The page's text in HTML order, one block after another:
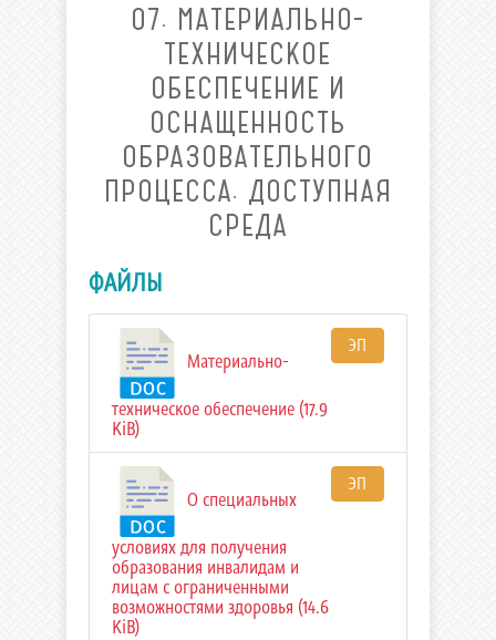
07. МАТЕРИАЛЬНО-
ТЕХНИЧЕСКОЕ
ОБЕСПЕЧЕНИЕ И
ОСНАЩЕННОСТЬ
ОБРАЗОВАТЕЛЬНОГО
ПРОЦЕССА. ДОСТУПНАЯ
СРЕДА
ФАЙЛЫ
Материально-
техническое обеспечение (17.9
KiB)
ЭП
О специальных
условиях для получения
образования инвалидам и
лицам с ограниченными
возможностями здоровья (14.6
KiB)
ЭП